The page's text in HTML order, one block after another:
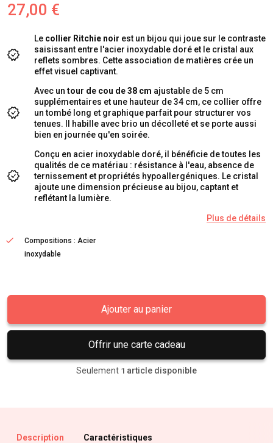
27,00 €
Le collier Ritchie noir est un bijou qui joue sur le contraste
saisissant entre l'acier inoxydable doré et le cristal aux
reflets sombres. Cette association de matières crée un
effet visuel captivant.
Avec un tour de cou de 38 cm ajustable de 5 cm
supplémentaires et une hauteur de 34 cm, ce collier offre
un tombé long et graphique parfait pour structurer vos
tenues. Il habille avec brio un décolleté et se porte aussi
bien en journée qu'en soirée.
Conçu en acier inoxydable doré, il bénéficie de toutes les
qualités de ce matériau : résistance à l'eau, absence de
ternissement et propriétés hypoallergéniques. Le cristal
ajoute une dimension précieuse au bijou, captant et
reflétant la lumière.
Plus de détails
Compositions : Acier
inoxydable
Ajouter au panier
Offrir une carte cadeau
Seulement 1 article disponible
Description Caractéristiques